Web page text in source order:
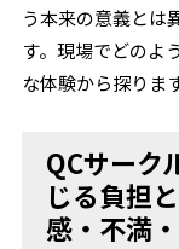
う本来の意義とは
す。現場でどのよ
な体験から探ります
QCサーク
じる負担
感・不満